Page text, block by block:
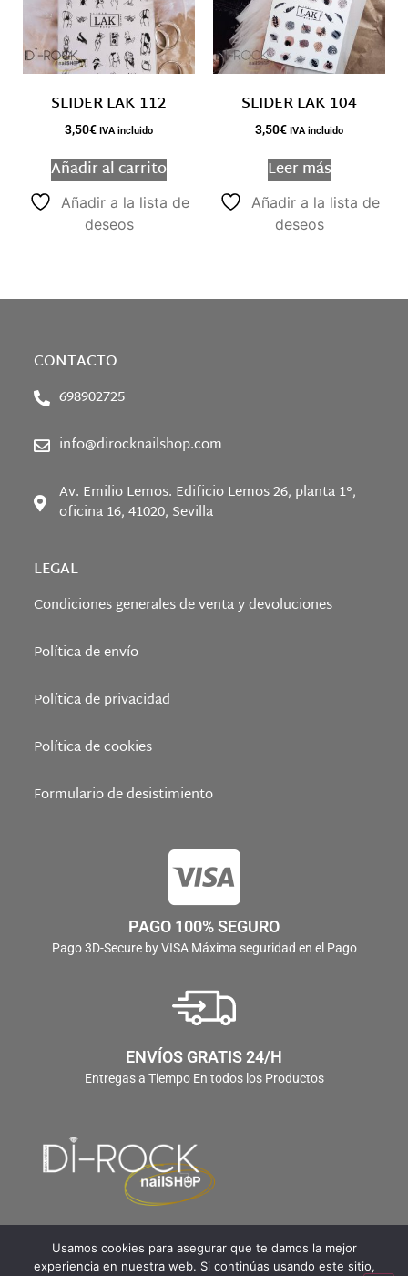
SLIDER LAK 112
3,50€ IVA incluido
Añadir al carrito
Añadir a la lista de
deseos
SLIDER LAK 104
3,50€ IVA incluido
Leer más
Añadir a la lista de
deseos
CONTACTO
698902725
info@dirocknailshop.com
Av. Emilio Lemos. Edificio Lemos 26, planta 1°,
oficina 16, 41020, Sevilla
LEGAL
Condiciones generales de venta y devoluciones
Política de envío
Política de privacidad
Política de cookies
Formulario de desistimiento
PAGO 100% SEGURO
Pago 3D-Secure by VISA Máxima seguridad en el Pago
ENVÍOS GRATIS 24/H
Entregas a Tiempo En todos los Productos
Usamos cookies para asegurar que te damos la mejor
experiencia en nuestra web. Si continúas usando este sitio,